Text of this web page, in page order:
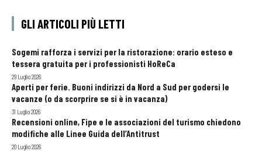
GLI ARTICOLI PIÙ LETTI
Sogemi rafforza i servizi per la ristorazione: orario esteso e
tessera gratuita per i professionisti HoReCa
29 Luglio 2026
Aperti per ferie. Buoni indirizzi da Nord a Sud per godersi le
vacanze (o da scorprire se si è in vacanza)
31 Luglio 2026
Recensioni online, Fipe e le associazioni del turismo chiedono
modifiche alle Linee Guida dell’Antitrust
20 Luglio 2026